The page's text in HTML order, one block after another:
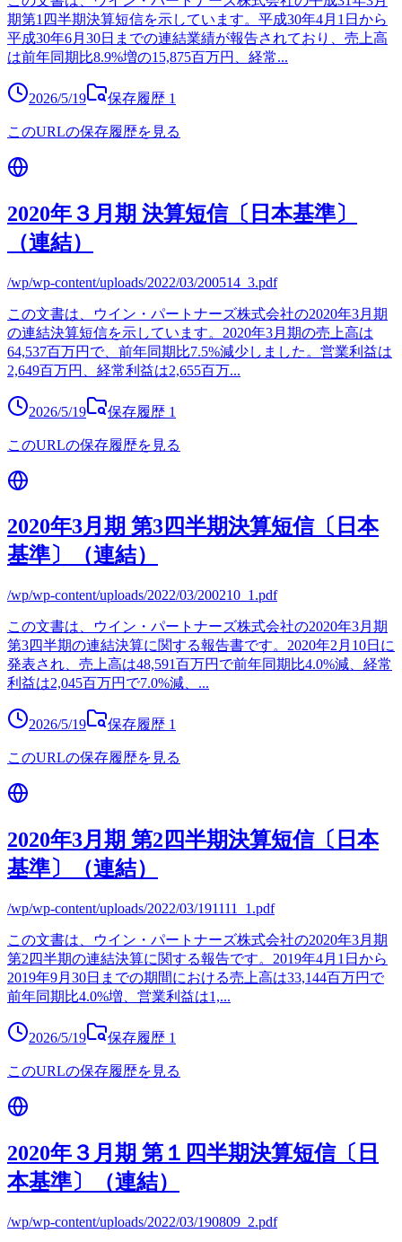
期第1四半期決算短信を示しています。平成30年4月1日から
平成30年6月30日までの連結業績が報告されており、売上高
は前年同期比8.9%増の15,875百万円、経常...
2026/5/19 保存履歴 1
このURLの保存履歴を見る
2020年３月期 決算短信〔日本基準〕
（連結）
/wp/wp-content/uploads/2022/03/200514_3.pdf
この文書は、ウイン・パートナーズ株式会社の2020年3月期
の連結決算短信を示しています。2020年3月期の売上高は
64,537百万円で、前年同期比7.5%減少しました。営業利益は
2,649百万円、経常利益は2,655百万...
2026/5/19 保存履歴 1
このURLの保存履歴を見る
2020年3月期 第3四半期決算短信〔日本
基準〕（連結）
/wp/wp-content/uploads/2022/03/200210_1.pdf
この文書は、ウイン・パートナーズ株式会社の2020年3月期
第3四半期の連結決算に関する報告書です。2020年2月10日に
発表され、売上高は48,591百万円で前年同期比4.0%減、経常
利益は2,045百万円で7.0%減、 ...
2026/5/19 保存履歴 1
このURLの保存履歴を見る
2020年3月期 第2四半期決算短信〔日本
基準〕（連結）
/wp/wp-content/uploads/2022/03/191111_1.pdf
この文書は、ウイン・パートナーズ株式会社の2020年3月期
第2四半期の連結決算に関する報告です。2019年4月1日から
2019年9月30日までの期間における売上高は33,144百万円で
前年同期比4.0%増、営業利益は1,...
2026/5/19 保存履歴 1
このURLの保存履歴を見る
2020年３月期 第１四半期決算短信〔日
本基準〕（連結）
/wp/wp-content/uploads/2022/03/190809_2.pdf